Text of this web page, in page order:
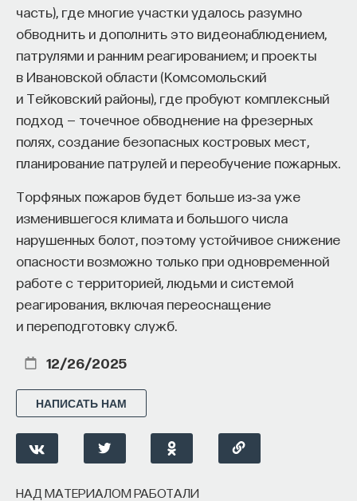
часть), где многие участки удалось разумно
обводнить и дополнить это видеонаблюдением,
патрулями и ранним реагированием; и проекты
в Ивановской области (Комсомольский
и Тейковский районы), где пробуют комплексный
подход — точечное обводнение на фрезерных
полях, создание безопасных костровых мест,
планирование патрулей и переобучение пожарных.
Торфяных пожаров будет больше из‑за уже
изменившегося климата и большого числа
нарушенных болот, поэтому устойчивое снижение
опасности возможно только при одновременной
работе с территорией, людьми и системой
реагирования, включая переоснащение
и переподготовку служб.
12/26/2025
НАПИСАТЬ НАМ
НАД МАТЕРИАЛОМ РАБОТАЛИ